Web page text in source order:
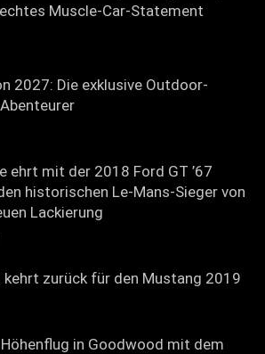
Muscle-Car-Statement
2027: Die exklusive Outdoor-
ehrt mit der 2018 Ford GT ’67
historischen Le-Mans-Sieger von
Lackierung
kehrt zurück für den Mustang 2019
in Goodwood mit dem